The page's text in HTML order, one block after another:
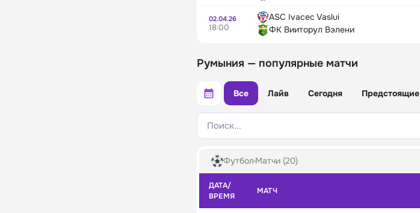
02.04.26
18:00
ASC Ivacec Vaslui
ФК Вииторул Вэлени
Румыния — популярные матчи
Все Лайв Сегодня Предстоящие
Поиск...
Футбол Матчи (20)
ДАТА/
ВРЕМЯ
МАТЧ